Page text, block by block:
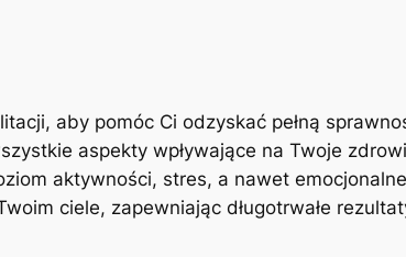
aby pomóc Ci odzyskać pełną
aspekty wpływające na Twoje
aktywności, stres, a nawet
ciele, zapewniając długotrwałe